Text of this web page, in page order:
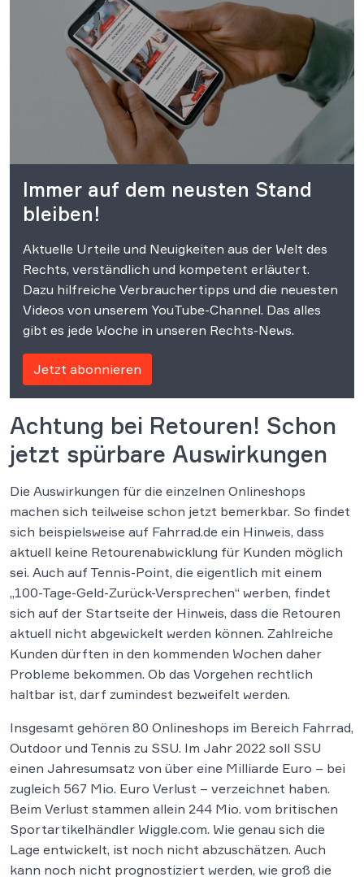
Immer auf dem neusten Stand
bleiben!
Aktuelle Urteile und Neuigkeiten aus der Welt des
Rechts, verständlich und kompetent erläutert.
Dazu hilfreiche Verbrauchertipps und die neuesten
Videos von unserem YouTube-Channel. Das alles
gibt es jede Woche in unseren Rechts-News.
Jetzt abonnieren
Achtung bei Retouren! Schon
jetzt spürbare Auswirkungen
Die Auswirkungen für die einzelnen Onlineshops
machen sich teilweise schon jetzt bemerkbar. So findet
sich beispielsweise auf Fahrrad.de ein Hinweis, dass
aktuell keine Retourenabwicklung für Kunden möglich
sei. Auch auf Tennis-Point, die eigentlich mit einem
„100-Tage-Geld-Zurück-Versprechen“ werben, findet
sich auf der Startseite der Hinweis, dass die Retouren
aktuell nicht abgewickelt werden können. Zahlreiche
Kunden dürften in den kommenden Wochen daher
Probleme bekommen. Ob das Vorgehen rechtlich
haltbar ist, darf zumindest bezweifelt werden.
Insgesamt gehören 80 Onlineshops im Bereich Fahrrad,
Outdoor und Tennis zu SSU. Im Jahr 2022 soll SSU
einen Jahresumsatz von über eine Milliarde Euro – bei
zugleich 567 Mio. Euro Verlust – verzeichnet haben.
Beim Verlust stammen allein 244 Mio. vom britischen
Sportartikelhändler Wiggle.com. Wie genau sich die
Lage entwickelt, ist noch nicht abzuschätzen. Auch
kann noch nicht prognostiziert werden, wie groß die